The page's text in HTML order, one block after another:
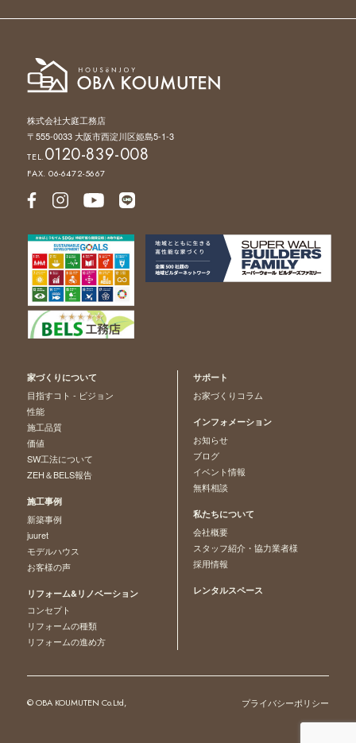
株式会社大庭工務店
〒555-0033 大阪市西淀川区姫島5-1-3
TEL.0120-839-008
FAX. 06-6472-5667
家づくりについて
目指すコト - ビジョン
性能
施工品質
価値
SW工法について
ZEH＆BELS報告
施工事例
新築事例
juuret
モデルハウス
お客様の声
リフォーム&リノベーション
コンセプト
リフォームの種類
リフォームの進め方
サポート
お家づくりコラム
インフォメーション
お知らせ
ブログ
イベント情報
無料相談
私たちについて
会社概要
スタッフ紹介・協力業者様
採用情報
レンタルスペース
© OBA KOUMUTEN Co.Ltd, プライバシーポリシー